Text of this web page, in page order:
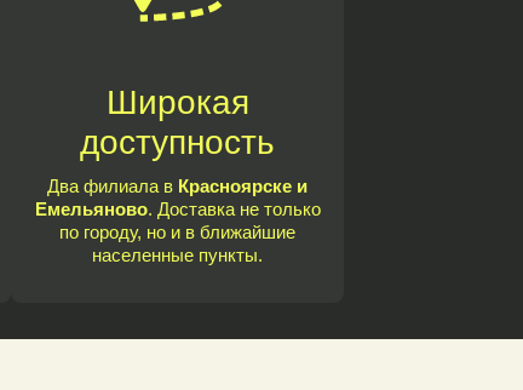
Широкая
доступность
Два филиала в Красноярске и
Емельяново. Доставка не только
по городу, но и в ближайшие
населенные пункты.